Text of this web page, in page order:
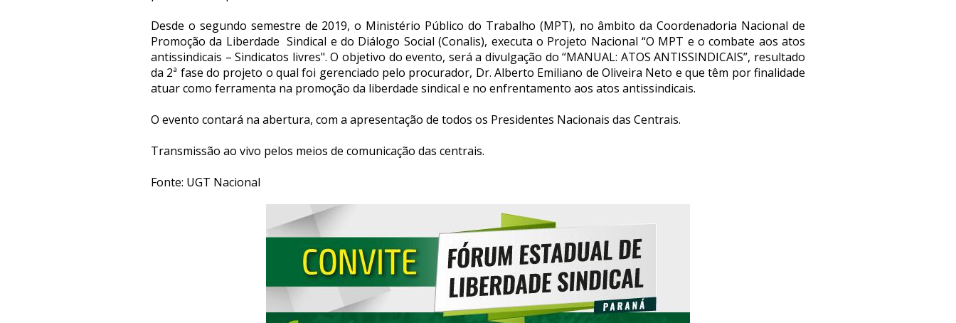
Desde o segundo semestre de 2019, o Ministério Público do Trabalho (MPT), no âmbito da Coordenadoria Nacional de
Promoção da Liberdade Sindical e do Diálogo Social (Conalis), executa o Projeto Nacional “O MPT e o combate aos atos
antissindicais – Sindicatos livres". O objetivo do evento, será a divulgação do “MANUAL: ATOS ANTISSINDICAIS”, resultado
da 2ª fase do projeto o qual foi gerenciado pelo procurador, Dr. Alberto Emiliano de Oliveira Neto e que têm por finalidade
atuar como ferramenta na promoção da liberdade sindical e no enfrentamento aos atos antissindicais.
O evento contará na abertura, com a apresentação de todos os Presidentes Nacionais das Centrais.
Transmissão ao vivo pelos meios de comunicação das centrais.
Fonte: UGT Nacional